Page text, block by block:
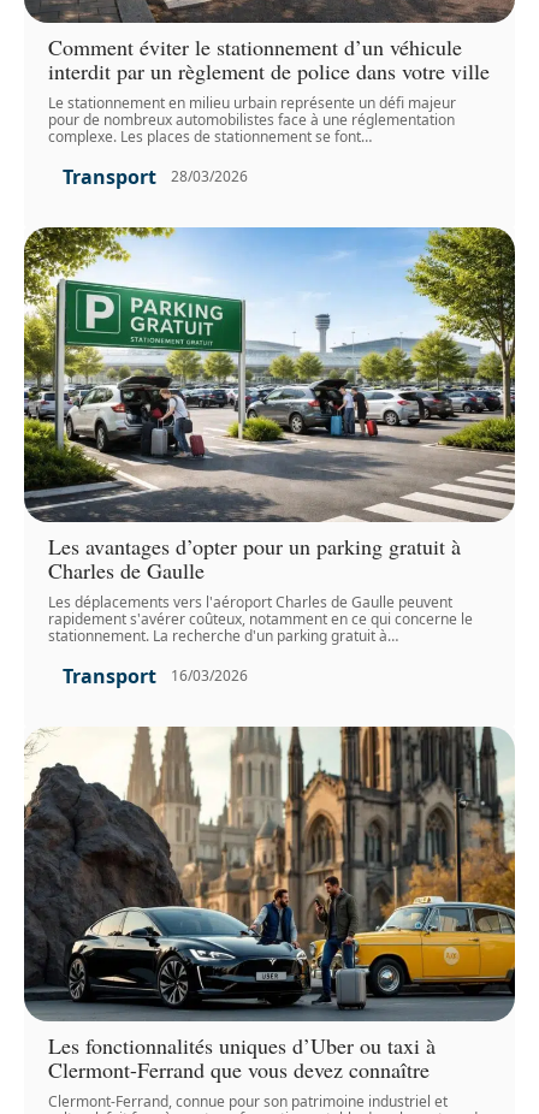
Comment éviter le stationnement d’un véhicule
interdit par un règlement de police dans votre ville
Le stationnement en milieu urbain représente un défi majeur
pour de nombreux automobilistes face à une réglementation
complexe. Les places de stationnement se font…
Transport 28/03/2026
Les avantages d’opter pour un parking gratuit à
Charles de Gaulle
Les déplacements vers l'aéroport Charles de Gaulle peuvent
rapidement s'avérer coûteux, notamment en ce qui concerne le
stationnement. La recherche d'un parking gratuit à…
Transport 16/03/2026
Les fonctionnalités uniques d’Uber ou taxi à
Clermont-Ferrand que vous devez connaître
Clermont-Ferrand, connue pour son patrimoine industriel et